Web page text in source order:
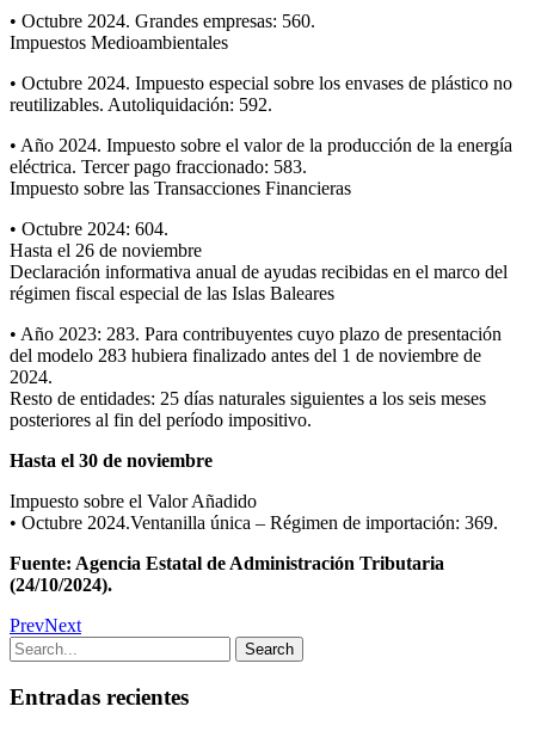
• Octubre 2024. Grandes empresas: 560.
Impuestos Medioambientales
• Octubre 2024. Impuesto especial sobre los envases de plástico no
reutilizables. Autoliquidación: 592.
• Año 2024. Impuesto sobre el valor de la producción de la energía
eléctrica. Tercer pago fraccionado: 583.
Impuesto sobre las Transacciones Financieras
• Octubre 2024: 604.
Hasta el 26 de noviembre
Declaración informativa anual de ayudas recibidas en el marco del
régimen fiscal especial de las Islas Baleares
• Año 2023: 283. Para contribuyentes cuyo plazo de presentación
del modelo 283 hubiera finalizado antes del 1 de noviembre de
2024.
Resto de entidades: 25 días naturales siguientes a los seis meses
posteriores al fin del período impositivo.
Hasta el 30 de noviembre
Impuesto sobre el Valor Añadido
• Octubre 2024.Ventanilla única – Régimen de importación: 369.
Fuente: Agencia Estatal de Administración Tributaria
(24/10/2024).
PrevNext
Entradas recientes